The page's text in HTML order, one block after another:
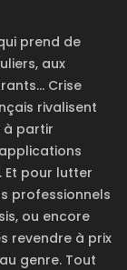
prend de
aux
Crise
rivalisent
à partir
Et pour lutter
professionnels
ou encore
revendre à prix
genre. Tout